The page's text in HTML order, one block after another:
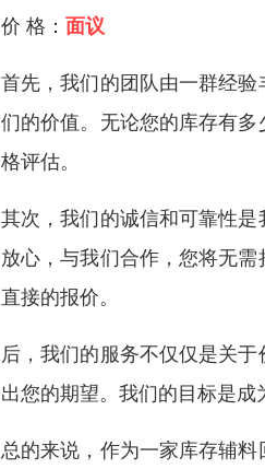
价 格： 面议
首先，我们的团队由一群经
们的价值。无论您的库存有
格评估。
其次，我们的诚信和可靠性
放心，与我们合作，您将无
直接的报价。
后，我们的服务不仅仅是关
出您的期望。我们的目标是成
总的来说，作为一家库存辅